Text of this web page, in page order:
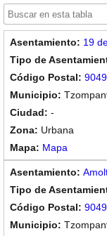
19
-
Urbana
Mapa